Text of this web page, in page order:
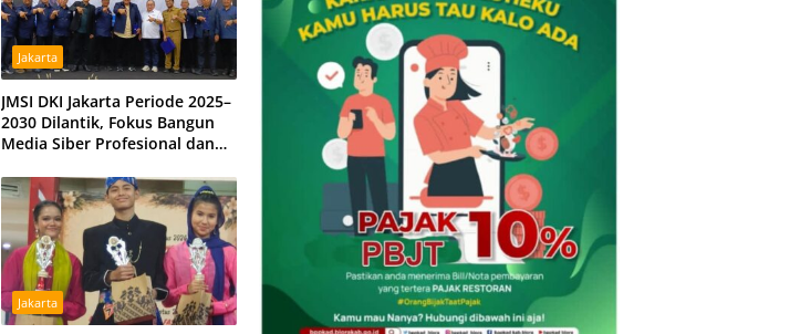
Jakarta
JMSI DKI Jakarta Periode 2025–
2030 Dilantik, Fokus Bangun
Media Siber Profesional dan
Jakarta